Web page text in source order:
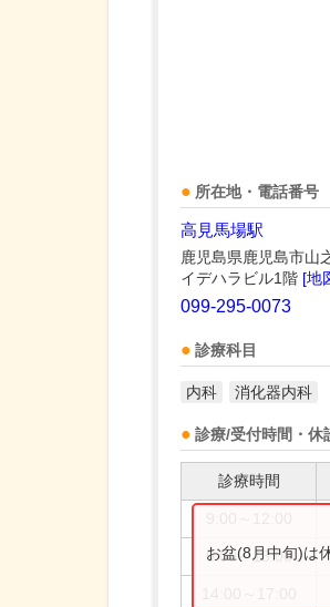
所在地・電話番号
高見馬場駅
鹿児島県鹿児島市山
イデハラビル1階 [地
099-295-0073
診療科目
内科 消化器内科
診療/受付時間・休
診療時間
9:00～13:00
お盆(8月中旬)は